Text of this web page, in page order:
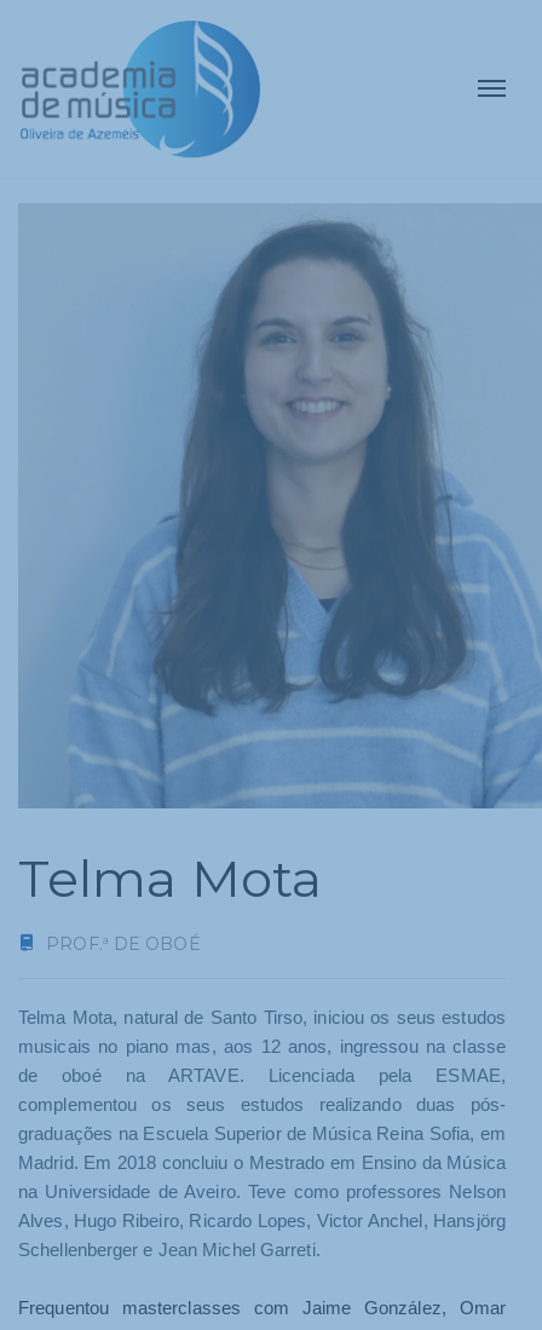
Telma Mota
PROF.ª DE OBOÉ
Telma Mota, natural de Santo Tirso, iniciou os seus estudos
musicais no piano mas, aos 12 anos, ingressou na classe
de oboé na ARTAVE. Licenciada pela ESMAE,
complementou os seus estudos realizando duas pós-
graduações na Escuela Superior de Música Reina Sofia, em
Madrid. Em 2018 concluiu o Mestrado em Ensino da Música
na Universidade de Aveiro. Teve como professores Nelson
Alves, Hugo Ribeiro, Ricardo Lopes, Victor Anchel, Hansjörg
Schellenberger e Jean Michel Garreti.
Frequentou masterclasses com Jaime González,
Omar